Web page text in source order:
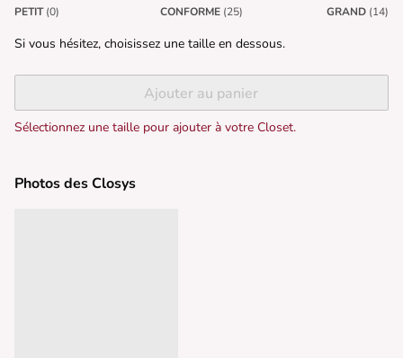
PETIT (0) CONFORME (25) GRAND (14)
Si vous hésitez, choisissez une taille en dessous.
Ajouter au panier
Sélectionnez une taille pour ajouter à votre Closet.
Photos des Closys